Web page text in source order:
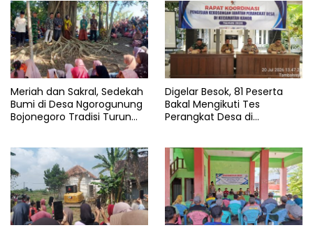
Meriah dan Sakral, Sedekah
Bumi di Desa Ngorogunung
Bojonegoro Tradisi Turun
Digelar Besok, 81 Peserta
Bakal Mengikuti Tes
Perangkat Desa di